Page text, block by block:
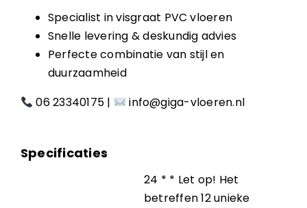
Specialist in visgraat PVC vloeren
Snelle levering & deskundig advies
Perfecte combinatie van stijl en
duurzaamheid
06 23340175 | info@giga-vloeren.nl
Specificaties
24 * * Let op! Het
betreffen 12 unieke